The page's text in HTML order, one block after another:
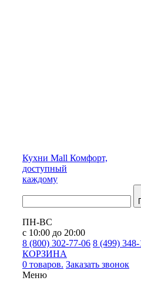
Кухни Mall Комфорт,
доступный
каждому
ПН-ВС
с 10:00 до 20:00
8 (800) 302-77-06 8 (499) 348-
КОРЗИНА
0 товаров. Заказать звонок
Меню